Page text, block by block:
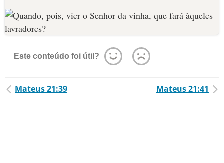
Este conteúdo foi útil?
Mateus 21:39 Mateus 21:41